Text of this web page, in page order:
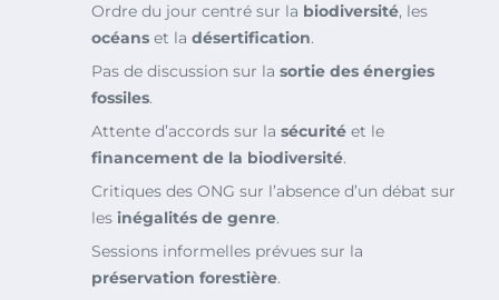
Ordre du jour centré sur la biodiversité, les
océans et la désertification.
Pas de discussion sur la sortie des énergies
fossiles.
Attente d’accords sur la sécurité et le
financement de la biodiversité.
Critiques des ONG sur l’absence d’un débat sur
les inégalités de genre.
Sessions informelles prévues sur la
préservation forestière.